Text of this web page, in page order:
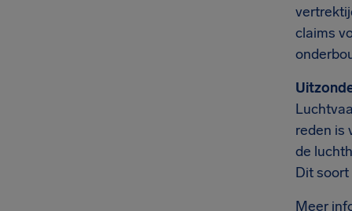
claims
reden is
de
Dit
Meer